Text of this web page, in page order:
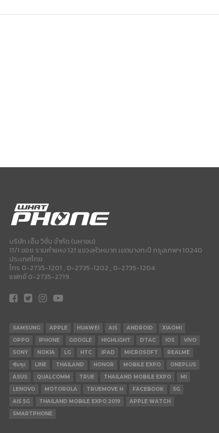
บริษัท เอ็ม วิชั่น จำกัด (มหาชน)
11/1 ซอย รามคำแหง 121 แขวงหัวหมาก เขตบางกะปี กรุงเทพฯ 10240
ประเทศไทย
โทร 0-2735-1201 , 0-2735-1202 , 0-2735-1204
แฟกซ์ 0-2735-2719.
SAMSUNG APPLE HUAWEI AIS ANDROID
XIAOMI
OPPO
IPHONE GOOGLE HIGHLIGHT DTAC IOS
VIVO
SONY
NOKIA LG HTC IPAD MICROSOFT
REALME
ซัมซุง
LINE THAILAND HONOR MOBILE EXPO
ONEPLUS
ASUS
QUALCOMM TRUE THAILAND MOBILE EXPO
MI
LENOVO
MOTOROLA TRUEMOVE H FACEBOOK
5G
AIS 5G
THAILAND MOBILE EXPO 2019
APPLE WATCH
SMARTPHONE